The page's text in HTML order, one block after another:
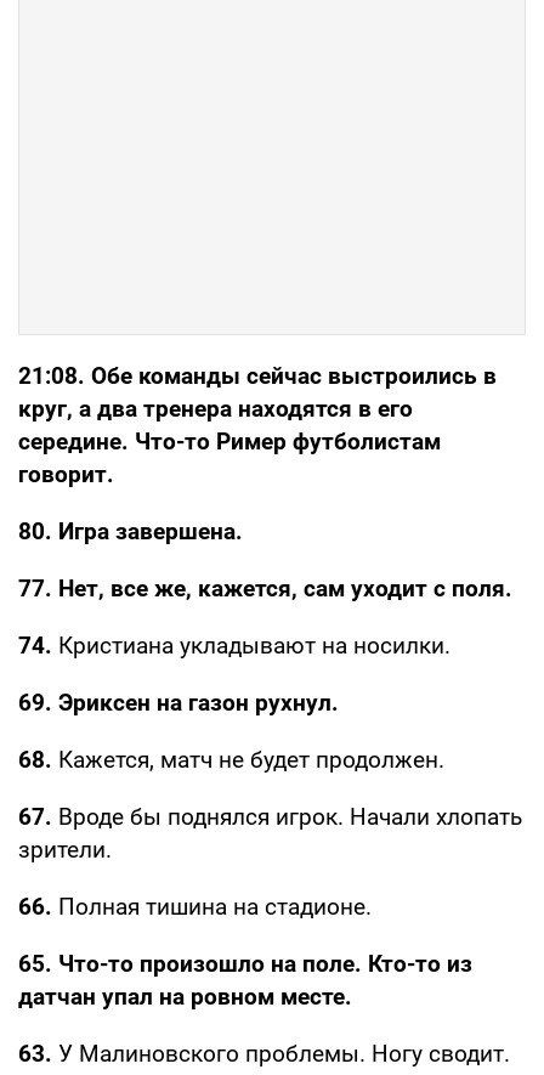
21:08. Обе команды сейчас выстроились в
круг, а два тренера находятся в его
середине. Что-то Ример футболистам
говорит.
80. Игра завершена.
77. Нет, все же, кажется, сам уходит с поля.
74. Кристиана укладывают на носилки.
69. Эриксен на газон рухнул.
68. Кажется, матч не будет продолжен.
67. Вроде бы поднялся игрок. Начали хлопать
зрители.
66. Полная тишина на стадионе.
65. Что-то произошло на поле. Кто-то из
датчан упал на ровном месте.
63. У Малиновского проблемы. Ногу сводит.